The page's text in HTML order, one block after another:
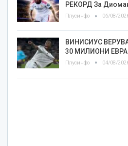
РЕКОРД За
Плусинфо 06/08/
ВИНИСИУС
30 МИЛИОНИ ЕВРА
Плусинфо 04/08/